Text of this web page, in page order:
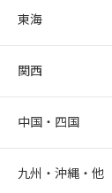
東海
関西
中国・四国
九州・沖縄・他